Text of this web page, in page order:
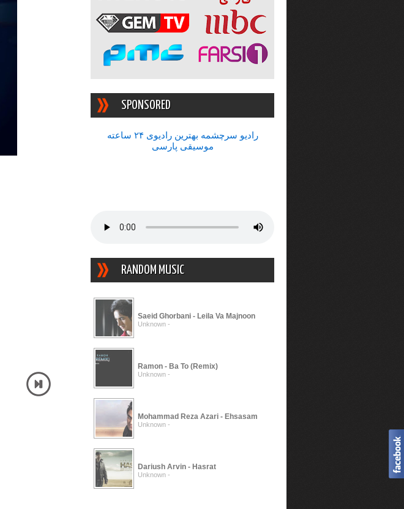
SPONSORED
رادیو سرچشمه بهترین رادیوی ۲۴ ساعته
موسیقی پارسی
RANDOM MUSIC
Saeid Ghorbani - Leila Va Majnoon
Unknown -
Ramon - Ba To (Remix)
Unknown -
Mohammad Reza Azari - Ehsasam
Unknown -
Dariush Arvin - Hasrat
Unknown -